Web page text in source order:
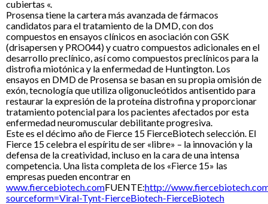
cubiertas «.
Prosensa tiene la cartera más avanzada de fármacos
candidatos para el tratamiento de la DMD, con dos
compuestos en ensayos clínicos en asociación con GSK
(drisapersen y PRO044) y cuatro compuestos adicionales en el
desarrollo preclínico, así como compuestos preclínicos para la
distrofia miotónica y la enfermedad de Huntington. Los
ensayos en DMD de Prosensa se basan en su propia omisión de
exón, tecnología que utiliza oligonucleótidos antisentido para
restaurar la expresión de la proteína distrofina y proporcionar
tratamiento potencial para los pacientes afectados por esta
enfermedad neuromuscular debilitante progresiva.
Este es el décimo año de Fierce 15 FierceBiotech selección. El
Fierce 15 celebra el espíritu de ser «libre» – la innovación y la
defensa de la creatividad, incluso en la cara de una intensa
competencia. Una lista completa de los «Fierce 15» las
empresas pueden encontrar en
www.fiercebiotech.comFUENTE:http://
sourceform=Viral-Tynt-FierceBiotech-FierceBiotech